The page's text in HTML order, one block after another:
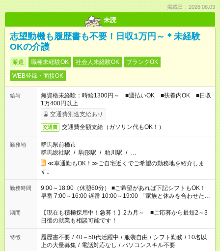
掲載日：2026.08.03
未読
志望動機も履歴書も不要！日収1万円～＊未経験
OKの介護
派遣 職種未経験OK 社会人未経験OK
ブランクOK
WEB登録・面接OK
給与
無資格未経験：時給1300円～ ■週払いOK ■扶養内OK ■日収
1万400円以上
交通費別途支給あり
交通費 交通費全額支給（ガソリン代もOK！）
勤務地
群馬県前橋市
群馬総社駅 / 駒形駅 / 粕川駅 / …
≪車通勤もOK！≫ご自宅近くでご希望の勤務地を紹介しま
す。
勤務時間
9:00～18:00（休憩60分） ■ご希望があれば下記シフトもOK！
早番 7:00～16:00 遅番 10:00～19:00 「家族と休みを合わせた
い」 「余裕を持って夕飯の準備がしたい」 「できれば残業はし
たくない」 など、ご希望を教えてくださいね。 ※Wワーク希望
の方へ 今ご覧のお仕事で希望する勤務時間と、もう1つのお仕事
の勤務時間。 合計で週40時間を超える場合は応募できません。
期間
【現在も積極採用中！急募！】2カ月～ ■ご応募から最短2～3
日後の就業も相談可能です！
特徴 履歴書不要 / 40～50代活躍中 / 服装自由 / シフト勤務 / 10名以
上の大量募集 / 電話対応なし / パソコンスキル不要